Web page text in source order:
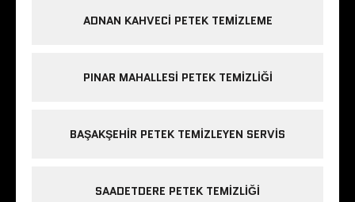
ADNAN KAHVECI PETEK TEMIZLEME
PINAR MAHALLESI PETEK TEMIZLIĞI
BAŞAKŞEHIR PETEK TEMIZLEYEN SERVIS
SAADETDERE PETEK TEMIZLIĞI